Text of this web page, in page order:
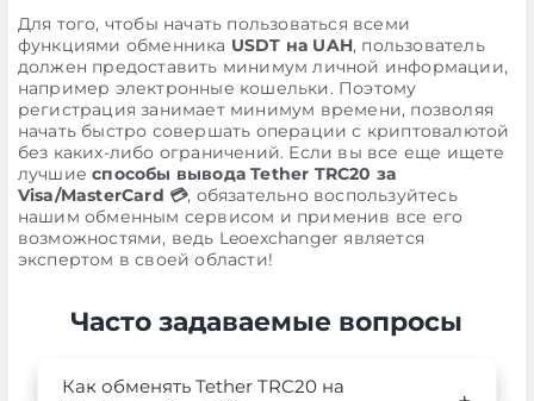
Для того, чтобы начать пользоваться всеми
функциями обменника USDT на UAH, пользователь
должен предоставить минимум личной информации,
например электронные кошельки. Поэтому
регистрация занимает минимум времени, позволяя
начать быстро совершать операции с криптовалютой
без каких-либо ограничений. Если вы все еще ищете
лучшиеспособы вывода Tether TRC20 за
Visa/MasterCard 💳, обязательно воспользуйтесь
нашим обменным сервисом и применив все его
возможностями, ведь Leoexchanger является
экспертом в своей области!
Часто задаваемые вопросы
Как обменять Tether TRC20 на